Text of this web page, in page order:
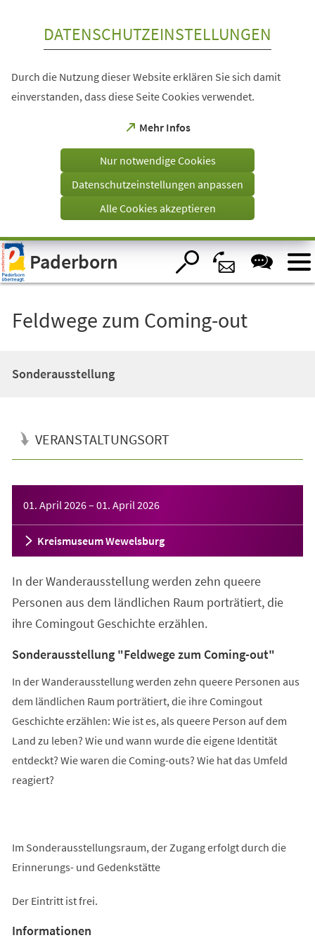
Visuelle
Assistenzsoftware
öffnen.
DATENSCHUTZEINSTELLUNGEN
Durch die Nutzung dieser Website erklären Sie sich damit
einverstanden, dass diese Seite Cookies verwendet.
Mehr Infos
(Öffnet
einem
Tab)
Nur notwendige Cookies
Datenschutzeinstellungen anpassen
Alle Cookies akzeptieren
Paderborn
Feldwege zum Coming-out
Sonderausstellung
VERANSTALTUNGSORT
01. April 2026– 01. April 2026
Kreismuseum Wewelsburg
In der Wanderausstellung werden zehn queere
Personen aus dem ländlichen Raum porträtiert, die
ihre Comingout Geschichte erzählen.
Sonderausstellung "Feldwege zum Coming-out"
In der Wanderausstellung werden zehn queere Personen aus
dem ländlichen Raum porträtiert, die ihre Comingout
Geschichte erzählen: Wie ist es, als queere Person auf dem
Land zu leben? Wie und wann wurde die eigene Identität
entdeckt? Wie waren die Coming-outs? Wie hat das Umfeld
reagiert?
Im Sonderausstellungsraum, der Zugang erfolgt durch die
Erinnerungs- und Gedenkstätte
Der Eintritt ist frei.
Informationen